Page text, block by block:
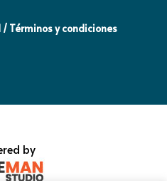
Términos y condiciones
by